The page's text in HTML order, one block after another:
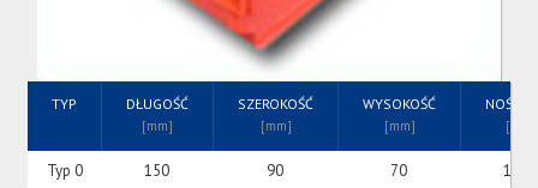
TYP DŁUGOŚĆ
[mm]
SZEROKOŚĆ
[mm]
WYSOKOŚĆ
[mm] [kg]
Typ 0 150 90 70 1 kg